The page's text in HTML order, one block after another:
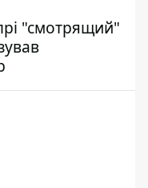
"смотрящий"